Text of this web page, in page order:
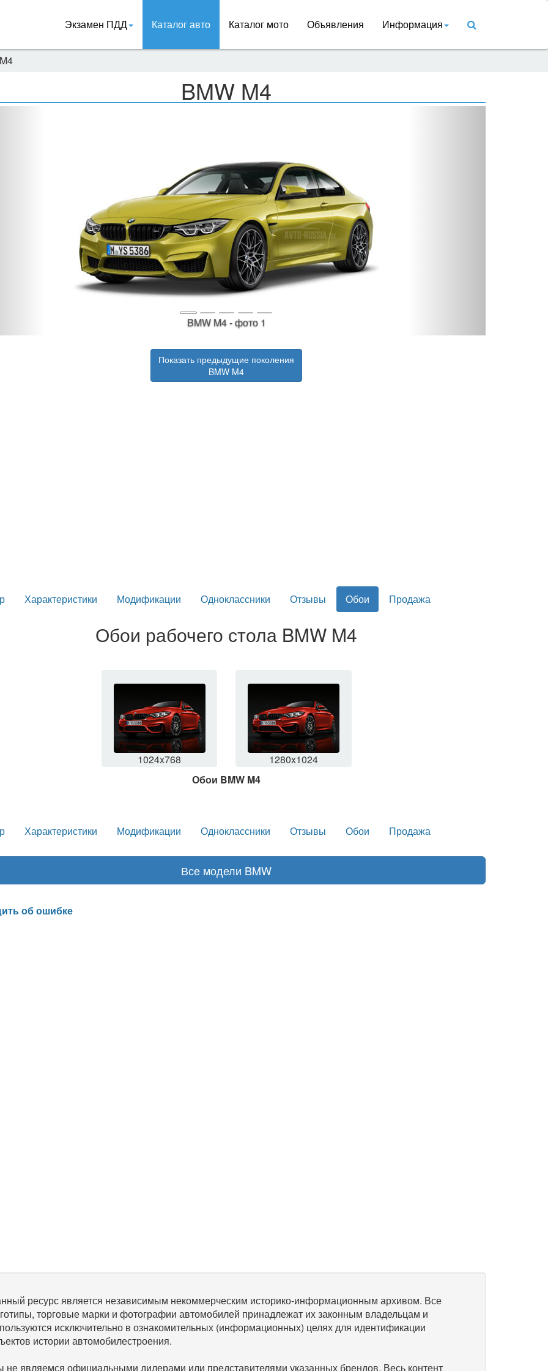
Экзамен ПДД Каталог авто Каталог мото Объявления Информация
BMW M4
BMW M4 - фото 1
Показать предыдущие поколения
BMW M4
Характеристики Модификации Одноклассники Отзывы Обои Продажа
Обои рабочего стола BMW M4
1024x768
1280x1024
Обои BMW M4
Характеристики Модификации Одноклассники Отзывы Обои Продажа
Все модели BMW
об ошибке
ресурс является независимым некоммерческим историко-информационным архивом. Все
торговые марки и фотографии автомобилей принадлежат их законным владельцам и
исключительно в ознакомительных (информационных) целях для идентификации
истории автомобилестроения.
являемся официальными дилерами или представителями указанных брендов. Весь контент